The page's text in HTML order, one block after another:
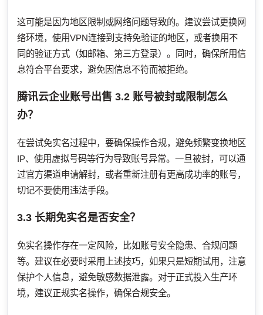
这可能是因为地区限制或网络问题导致的。建议尝试更换网
络环境，使用VPN连接到支持免验证的地区，或者换用不
同的验证方式（如邮箱、第三方登录）。同时，确保所用信
息符合平台要求，避免因信息不符而被拒绝。
腾讯云企业账号出售 3.2 账号被封或限制怎么
办？
在尝试免实名过程中，要确保操作合规，避免频繁变换地区
IP、使用虚拟号码等行为导致账号异常。一旦被封，可以通
过官方渠道申请解封，或者重新注册有更高成功率的账号，
切记不要使用违法手段。
3.3 长期免实名是否安全？
免实名操作存在一定风险，比如账号安全隐患、合规问题
等。建议在必要时采用上述技巧，如果只是短期试用，注意
保护个人信息，避免敏感数据泄露。对于正式投入生产环
境，建议正规实名操作，确保合规安全。